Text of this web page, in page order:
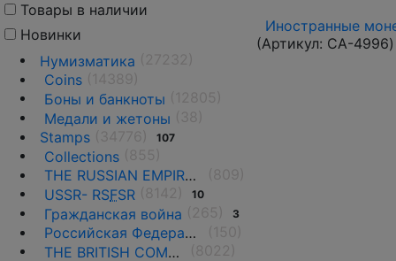
Товары в наличии
Новинки
Нумизматика
Coins
Боны и банкноты
Медали и жетоны
Stamps
107
Collections
THE RUSSIAN EMPIRE UNTIL 1917.
USSR- RSFSR 10
Гражданская война 3
Российская Федерация(1992 г.-н.д.)
THE BRITISH COMMONWEALTH
Иностранные
(Артикул: CA-4996)